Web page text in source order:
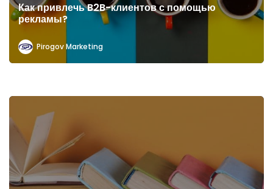
Как привлечь B2B-клиентов с помощью
рекламы?
Pirogov Marketing